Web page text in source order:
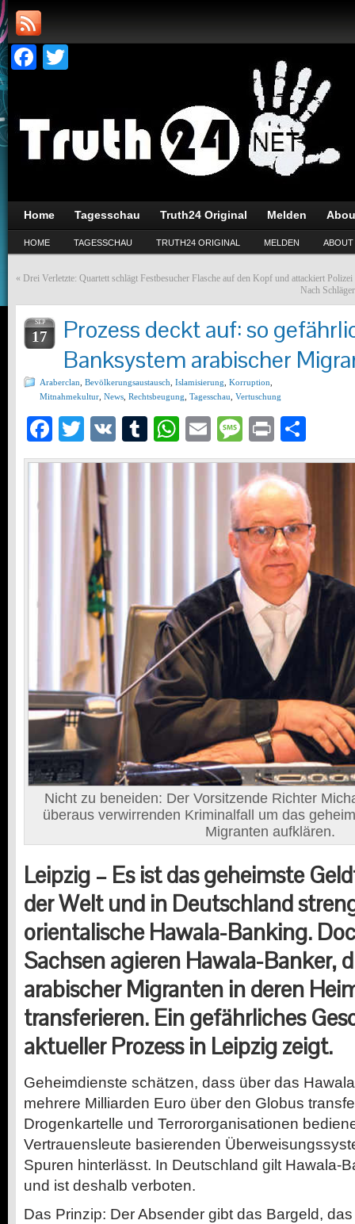
Facebook
Home Tagesschau Truth24 Original Melden
HOME TAGESSCHAU TRUTH24 ORIGINAL MELDEN ABOUT
« Drei Verletzte: Quartett schlägt Festbesucher Flasche auf den Kopf und attackiert Polizei
Nach
SEP
17
Prozess deckt auf: so
Banksystem arabischer
Araberclan Bevölkerungsaustausch Islamisierung Korruption
Mitnahmekultur News Rechtsbeugung Tagesschau Vertuschung
Facebook
Twitter
VK Tumblr
WhatsApp
EmailMessage
Print
Nicht zu beneiden: Der Vorsitzende Richter
überaus verwirrenden Kriminalfall um das
Migranten aufklären.
Leipzig – Es ist das geheimste
der Welt und in Deutschland
orientalische Hawala-Banking.
Sachsen agieren Hawala-Banker,
arabischer Migranten in deren
transferieren. Ein gefährliches
aktueller Prozess in Leipzig zeigt.
Geheimdienste schätzen, dass über das
mehrere Milliarden Euro über den Globus
Drogenkartelle und Terrororganisationen
Vertrauensleute basierenden
Spuren hinterlässt. In Deutschland gilt Hawala-
und ist deshalb verboten.
Das Prinzip: Der Absender gibt das Bargeld,